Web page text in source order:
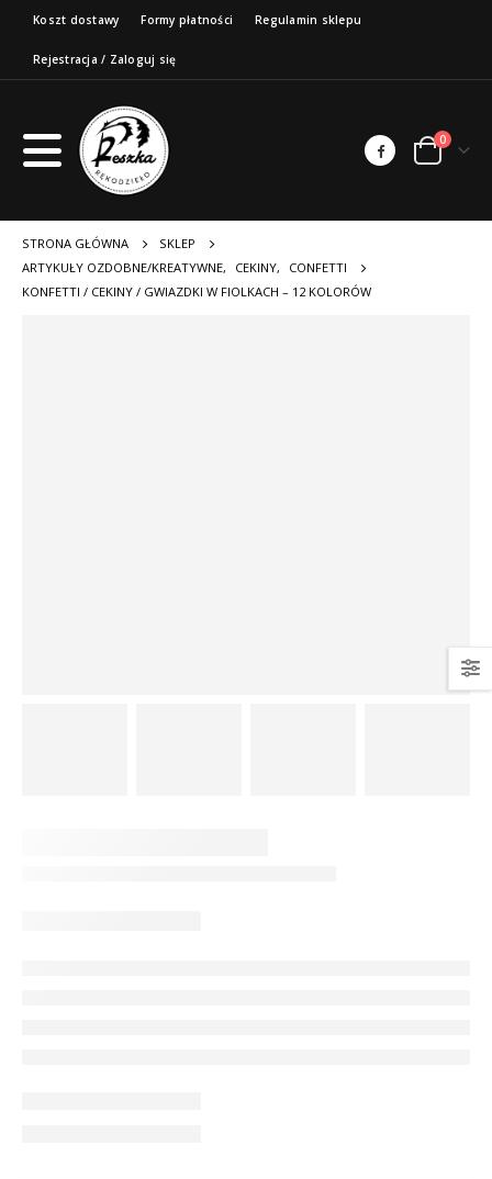
Koszt dostawy Formy płatności Regulamin sklepu
Rejestracja / Zaloguj się
0
STRONA GŁÓWNA
SKLEP
ARTYKUŁY OZDOBNE/KREATYWNE, CEKINY,
CONFETTI
KONFETTI / CEKINY / GWIAZDKI W FIOLKACH – 12 KOLORÓW